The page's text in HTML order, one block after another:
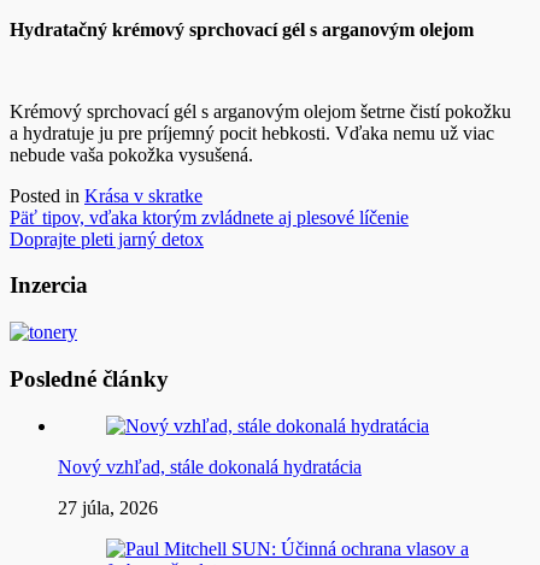
Hydratačný krémový sprchovací gél s arganovým olejom
Krémový sprchovací gél s arganovým olejom šetrne čistí pokožku
a hydratuje ju pre príjemný pocit hebkosti. Vďaka nemu už viac
nebude vaša pokožka vysušená.
Posted in Krása v skratke
Navigácia
v
článku
Päť tipov, vďaka ktorým zvládnete aj plesové líčenie
Doprajte pleti jarný detox
Inzercia
Posledné články
Nový vzhľad, stále dokonalá hydratácia
27 júla, 2026